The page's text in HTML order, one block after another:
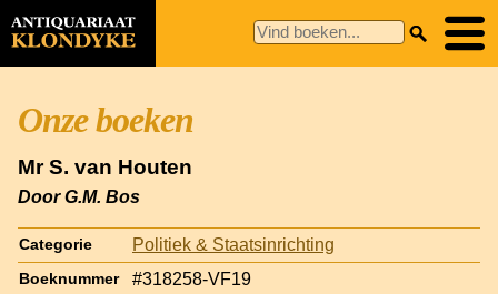
Onze boeken
Mr S. van Houten
Door G.M. Bos
Categorie Politiek & Staatsinrichting
Boeknummer #318258-VF19